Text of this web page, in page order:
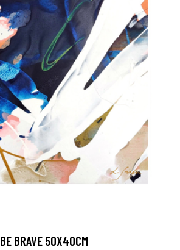
BE BRAVE 50X40CM